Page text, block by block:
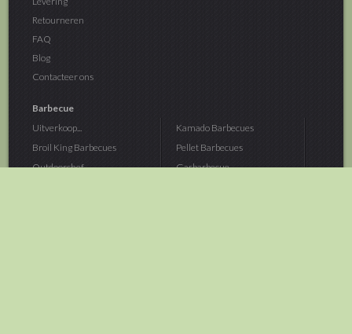
Retourneren
FAQ
Blog
Contacteer ons
Barbecue
Uitverkoop...
Broil King Barbecues
Outdoorchef...
Kamado Barbecues
Pellet Barbecues
Gasbarbecue